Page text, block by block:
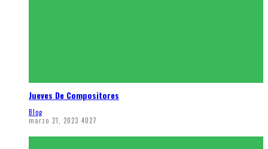
Jueves De Compositores
Blog
marzo 21, 2023 4027